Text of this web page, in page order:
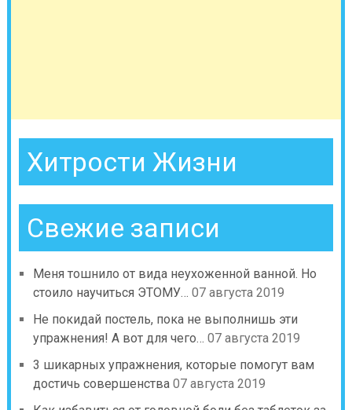
Хитрости Жизни
Свежие записи
Меня тошнило от вида неухоженной ванной. Но
стоило научиться ЭТОМУ… 07 августа 2019
Не покидай постель, пока не выполнишь эти
упражнения! А вот для чего… 07 августа 2019
3 шикарных упражнения, которые помогут вам
достичь совершенства 07 августа 2019